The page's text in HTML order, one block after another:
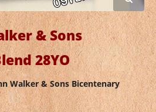
& Sons
28YO
Walker & Sons Bicentenary